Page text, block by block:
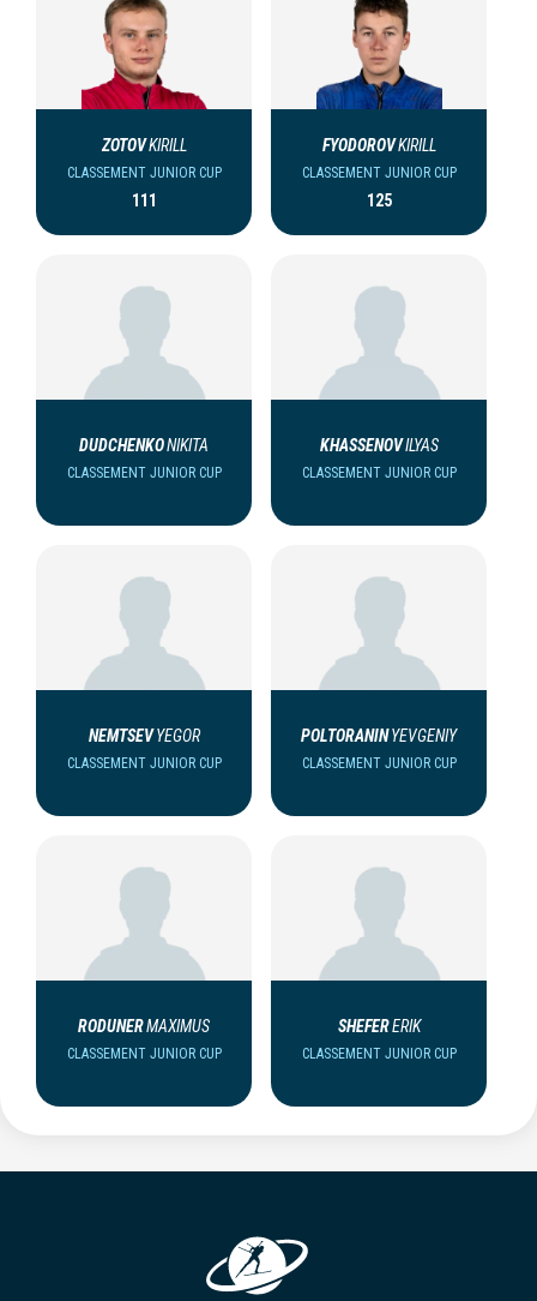
ZOTOVKIRILL
CLASSEMENT JUNIOR CUP
111
FYODOROVKIRILL
CLASSEMENT JUNIOR CUP
125
DUDCHENKONIKITA
CLASSEMENT JUNIOR CUP
KHASSENOVILYAS
CLASSEMENT JUNIOR CUP
NEMTSEV YEGOR
CLASSEMENT JUNIOR CUP
POLTORANINYEVGENIY
CLASSEMENT JUNIOR CUP
RODUNERMAXIMUS
CLASSEMENT JUNIOR CUP
SHEFERERIK
CLASSEMENT JUNIOR CUP